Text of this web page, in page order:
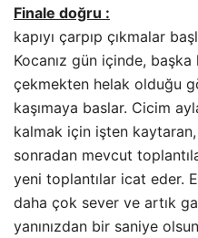
Finale doğru :
kapıyı çarpıp çıkmalar
Kocanız gün içinde,
çekmekten helak olduğu
kaşımaya baslar. Cicim
kalmak için işten kaytaran,
sonradan mevcut
yeni toplantılar icat eder.
daha çok sever ve artık
yanınızdan bir saniye